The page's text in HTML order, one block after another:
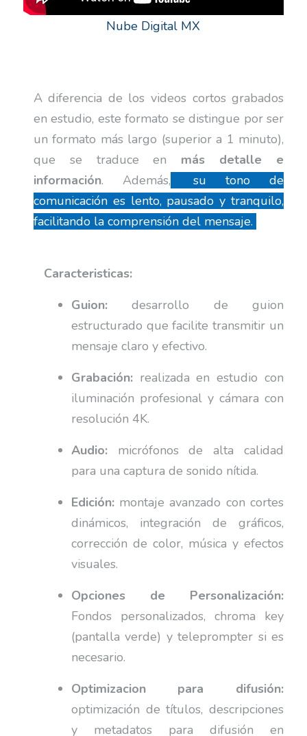
Nube Digital MX
A diferencia de los videos cortos grabados
en estudio, este formato se distingue por ser
un formato más largo (superior a 1 minuto),
que se traduce en más detalle e
información. Además,
su tono de
comunicación es lento, pausado y tranquilo,
facilitando la comprensión del mensaje.
Caracteristicas:
Guion:desarrollo de guion
estructurado que facilite transmitir un
mensaje claro y efectivo.
Grabación:realizada en estudio con
iluminación profesional y cámara con
resolución 4K.
Audio:micrófonos de alta calidad
para una captura de sonido nítida.
Edición:montaje avanzado con cortes
dinámicos, integración de gráficos,
corrección de color, música y efectos
visuales.
Opciones de Personalización:
Fondos personalizados, chroma key
(pantalla verde) y teleprompter si es
necesario.
Optimizacion para difusión:
optimización de títulos, descripciones
y metadatos para difusión en